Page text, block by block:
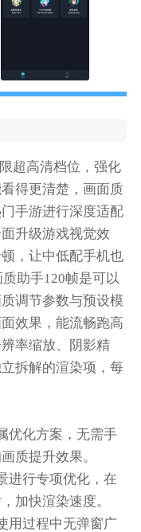
超高清档位，强化
得更清楚，画面质
手游进行深度适配
升级游戏视觉效
，让中低配手机也
助手120帧是可以
调节参数与预设模
效果，能流畅跑高
率缩放、阴影精
拆解的渲染项，每
优化方案，无需手
质提升效果。
进行专项优化，在
加快渲染速度。
用过程中无弹窗广